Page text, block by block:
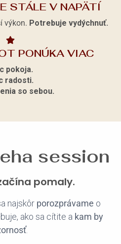
STÁLE V NAPÄTÍ
výkon. Potrebuje vydýchnuť.
PONÚKA VIAC
pokoja.
radosti.
so sebou.
session
pomaly.
najskôr porozprávame o
ako sa cítite a kam by
.